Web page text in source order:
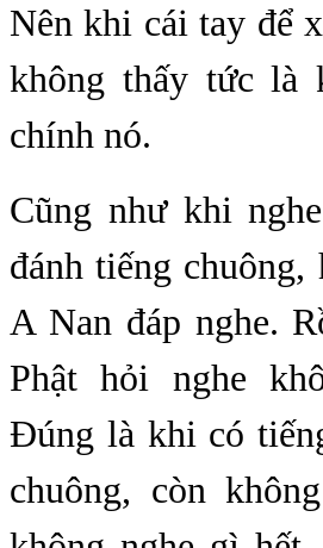
Nên khi cái tay để
không thấy tức là
chính nó.
Cũng như khi
đánh tiếng
A Nan đáp nghe.
Phật hỏi nghe
Đúng là khi có
chuông, còn